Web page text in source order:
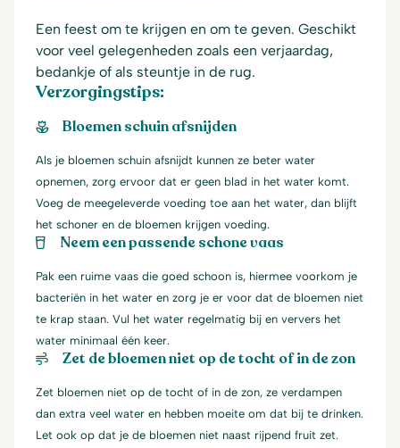
Een feest om te krijgen en om te geven. Geschikt
voor veel gelegenheden zoals een verjaardag,
bedankje of als steuntje in de rug.
Verzorgingstips:
Bloemen schuin afsnijden
Als je bloemen schuin afsnijdt kunnen ze beter water
opnemen, zorg ervoor dat er geen blad in het water komt.
Voeg de meegeleverde voeding toe aan het water, dan blijft
het schoner en de bloemen krijgen voeding.
Neem een passende schone vaas
Pak een ruime vaas die goed schoon is, hiermee voorkom je
bacteriën in het water en zorg je er voor dat de bloemen niet
te krap staan. Vul het water regelmatig bij en ververs het
water minimaal één keer.
Zet de bloemen niet op de tocht of in de zon
Zet bloemen niet op de tocht of in de zon, ze verdampen
dan extra veel water en hebben moeite om dat bij te drinken.
Let ook op dat je de bloemen niet naast rijpend fruit zet.